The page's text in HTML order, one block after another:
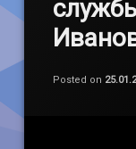
Posted on